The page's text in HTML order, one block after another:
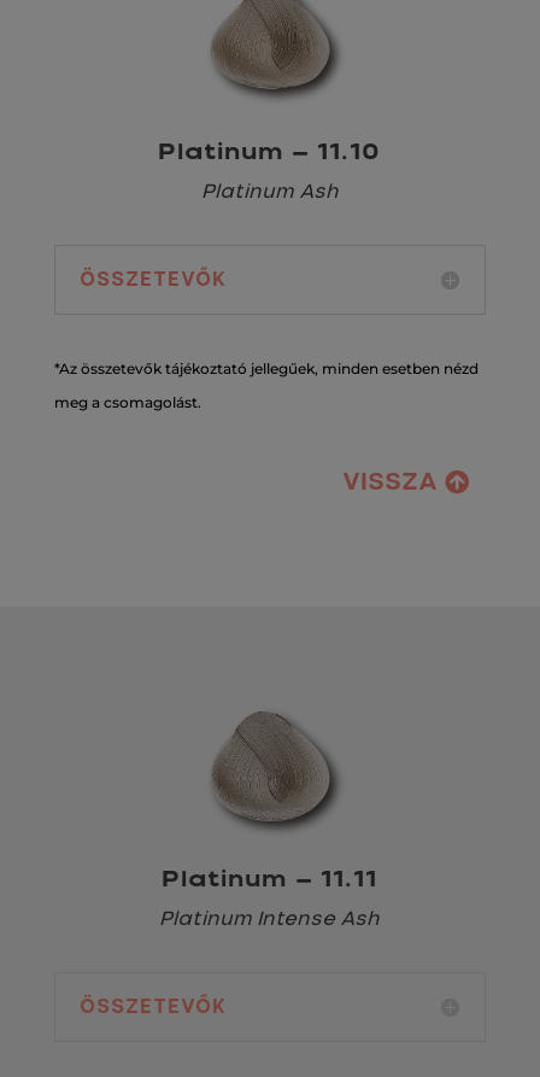
Platinum – 11.10
Platinum Ash
ÖSSZETEVŐK
*Az összetevők tájékoztató jellegűek, minden esetben nézd
meg a csomagolást.
VISSZA
Platinum – 11.11
Platinum Intense Ash
ÖSSZETEVŐK